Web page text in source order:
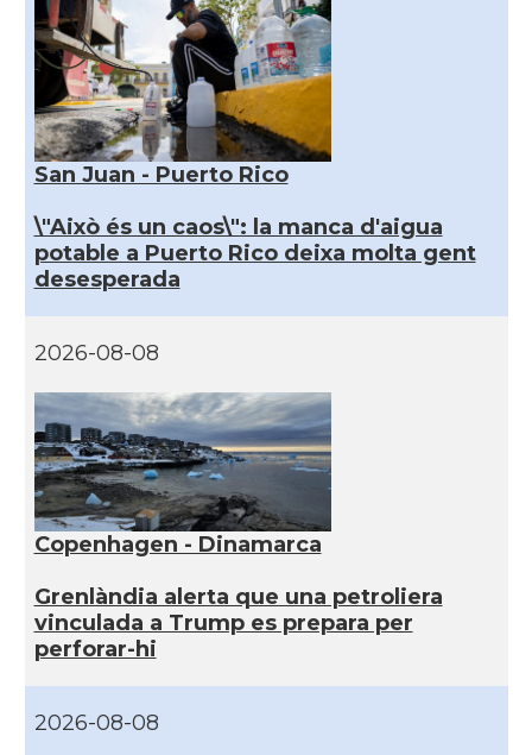
San Juan - Puerto Rico
\"Això és un caos\": la manca d'aigua
potable a Puerto Rico deixa molta gent
desesperada
2026-08-08
Copenhagen - Dinamarca
Grenlàndia alerta que una petroliera
vinculada a Trump es prepara per
perforar-hi
2026-08-08